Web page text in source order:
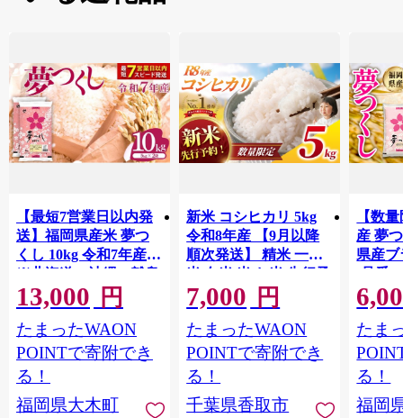
【最短7営業日以内発
送】福岡県産米 夢つ
くし 10kg 令和7年産
※北海道・沖縄・離島
は配送不可 |【精米 単
一米 単一原料米 7年産
国産 お米 ブランド米
5kg × 2 ゆめつくし】
CY009_01
13,000 円
たまったWAON
POINTで寄附でき
る！
福岡県大木町
新米 コシヒカリ 5kg
令和8年産 【9月以降
順次発送】 精米 一等
米 白米 米 お米 先行予
約 数量 限定 こしひか
り 5キロ 米5kg ごはん
こめ コメ はくまい お
米マイスター 厳選 予
約 白飯 ※ okome kome
おむすび おにぎり 国
産 飯 おこめ 取り寄せ
7,000 円
たまったWAON
POINTで寄附でき
る！
千葉県香取市
【数
産 夢
県産ブ
(品番
たま
る！
福岡